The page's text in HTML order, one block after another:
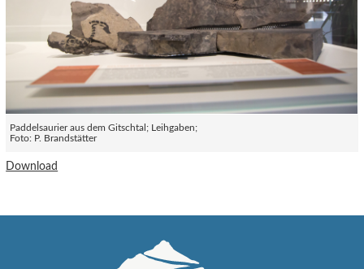
Paddelsaurier aus dem Gitschtal; Leihgaben;
Foto: P. Brandstätter
Download